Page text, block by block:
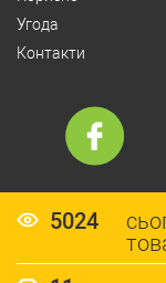
5024
Угода
Контакти